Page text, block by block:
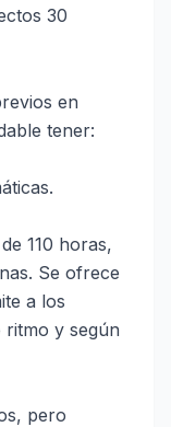
30
en
tener:
110 horas,
Se ofrece
a los
ritmo y según
pero